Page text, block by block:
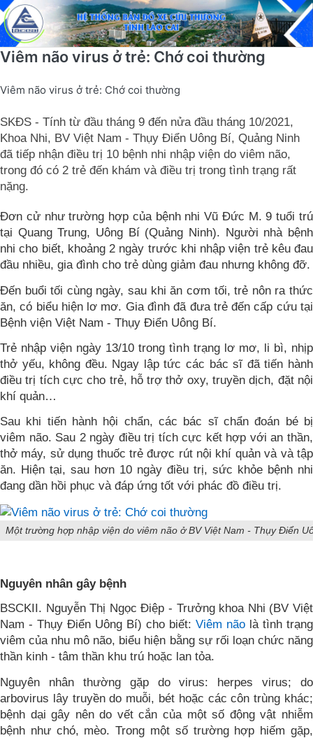
Viêm não virus ở trẻ: Chớ coi thường
Viêm não virus ở trẻ: Chớ coi thường
SKĐS - Tính từ đầu tháng 9 đến nửa đầu tháng 10/2021,
Khoa Nhi, BV Việt Nam - Thụy Điển Uông Bí, Quảng Ninh
đã tiếp nhận điều trị 10 bệnh nhi nhập viện do viêm não,
trong đó có 2 trẻ đến khám và điều trị trong tình trạng rất
nặng.
Đơn cử như trường hợp của bệnh nhi Vũ Đức M. 9 tuổi trú
tại Quang Trung, Uông Bí (Quảng Ninh). Người nhà bệnh
nhi cho biết, khoảng 2 ngày trước khi nhập viện trẻ kêu đau
đầu nhiều, gia đình cho trẻ dùng giảm đau nhưng không đỡ.
Đến buổi tối cùng ngày, sau khi ăn cơm tối, trẻ nôn ra thức
ăn, có biểu hiện lơ mơ. Gia đình đã đưa trẻ đến cấp cứu tại
Bệnh viện Việt Nam - Thụy Điển Uông Bí.
Trẻ nhập viện ngày 13/10 trong tình trạng lơ mơ, li bì, nhịp
thở yếu, không đều. Ngay lập tức các bác sĩ đã tiến hành
điều trị tích cực cho trẻ, hỗ trợ thở oxy, truyền dịch, đặt nội
khí quản…
Sau khi tiến hành hội chẩn, các bác sĩ chẩn đoán bé bị
viêm não. Sau 2 ngày điều trị tích cực kết hợp với an thần,
thở máy, sử dụng thuốc trẻ được rút nội khí quản và và tập
ăn. Hiện tại, sau hơn 10 ngày điều trị, sức khỏe bệnh nhi
đang dần hồi phục và đáp ứng tốt với phác đồ điều trị.
Một trường hợp nhập viện do viêm não ở BV Việt Nam - Thụy Điển
Nguyên nhân gây bệnh
BSCKII. Nguyễn Thị Ngọc Điệp - Trưởng khoa Nhi (BV Việt
Nam - Thụy Điển Uông Bí) cho biết: Viêm não là tình trạng
viêm của nhu mô não, biểu hiện bằng sự rối loạn chức năng
thần kinh - tâm thần khu trú hoặc lan tỏa.
Nguyên nhân thường gặp do virus: herpes virus; do
arbovirus lây truyền do muỗi, bét hoặc các côn trùng khác;
bệnh dại gây nên do vết cắn của một số động vật nhiễm
bệnh như chó, mèo. Trong một số trường hợp hiếm gặp,